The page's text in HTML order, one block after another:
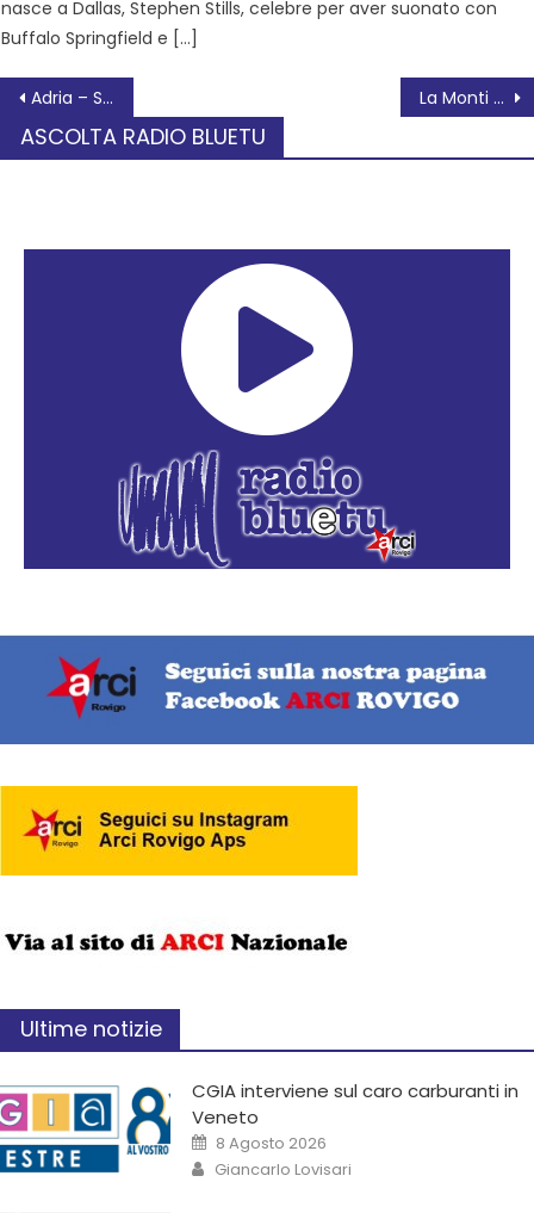
nasce a Dallas, Stephen Stills, celebre per aver suonato con
Buffalo Springfield e […]
Adria – Sindaco Barbierato: “è importante rendere consapevoli i giovani degli strumenti a disposizione, come la cultura e la rete territoriale antiviolenza, per evitare i femminicidi” La Monti Rugby porta la palla ovale nei parchi della città
ASCOLTA RADIO BLUETU
Ultime notizie
CGIA interviene sul caro carburanti in
Veneto
8 Agosto 2026
Giancarlo Lovisari